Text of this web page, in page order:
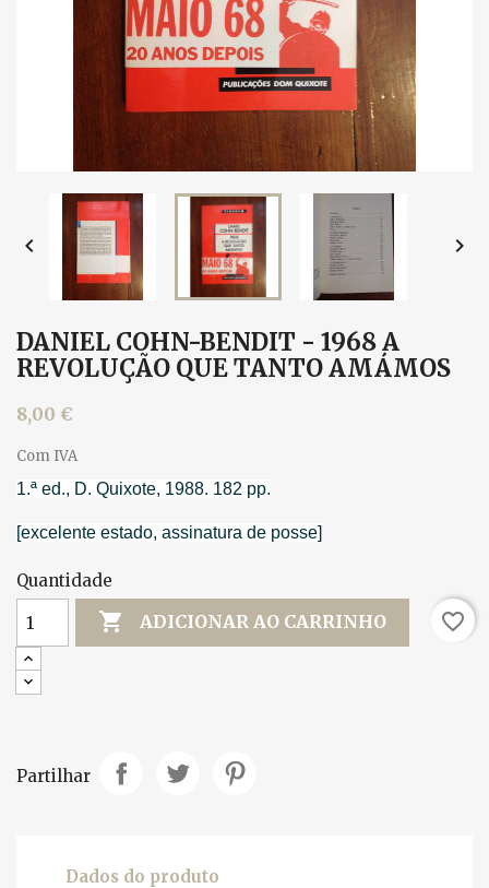
 
DANIEL COHN-BENDIT - 1968 A
REVOLUÇÃO QUE TANTO AMÁMOS
8,00 €
Com IVA
1.ª ed., D. Quixote, 1988. 182 pp.
[excelente estado, assinatura de posse]
Quantidade
 ADICIONAR AO CARRINHO favorite_border
Partilhar
Dados do produto